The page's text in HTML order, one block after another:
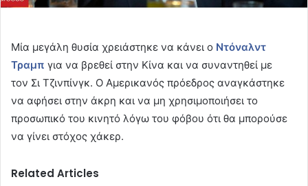
Μία μεγάλη θυσία χρειάστηκε να κάνει ο Ντόναλντ
Τραμπ για να βρεθεί στην Κίνα και να συναντηθεί με
τον Σι Τζινπίνγκ. Ο Αμερικανός πρόεδρος αναγκάστηκε
να αφήσει στην άκρη και να μη χρησιμοποιήσει το
προσωπικό του κινητό λόγω του φόβου ότι θα μπορούσε
να γίνει στόχος χάκερ.
Related Articles